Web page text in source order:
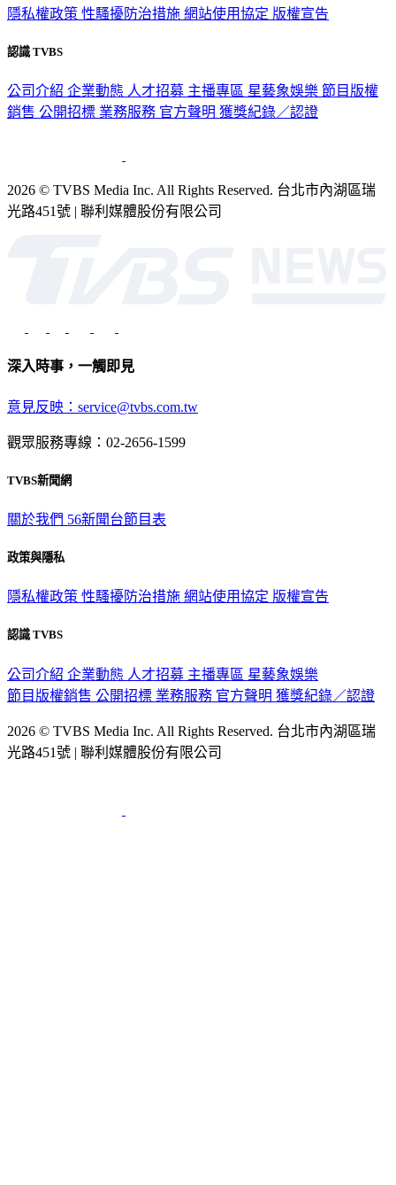
隱私權政策 性騷擾防治措施 網站使用協定 版權宣告
認識 TVBS
公司介紹 企業動態 人才招募 主播專區 星藝象娛樂 節目版權
銷售 公開招標 業務服務 官方聲明 獲獎紀錄／認證
2026 © TVBS Media Inc. All Rights Reserved. 台北市內湖區瑞
光路451號 | 聯利媒體股份有限公司
深入時事，一觸即見
意見反映：service@tvbs.com.tw
觀眾服務專線：02-2656-1599
TVBS新聞網
關於我們 56新聞台節目表
政策與隱私
隱私權政策 性騷擾防治措施 網站使用協定 版權宣告
認識 TVBS
公司介紹 企業動態 人才招募 主播專區 星藝象娛樂
節目版權銷售 公開招標 業務服務 官方聲明 獲獎紀錄／認證
2026 © TVBS Media Inc. All Rights Reserved. 台北市內湖區瑞
光路451號 | 聯利媒體股份有限公司